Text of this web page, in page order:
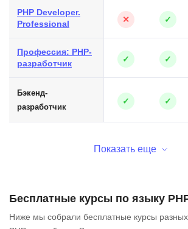
PHP Developer.
Professional
✕ ✓
Профессия: PHP-
разработчик
✓ ✓
Бэкенд-
разработчик
✓ ✓
Показать еще
Бесплатные курсы по языку
Ниже мы собрали бесплатные курсы